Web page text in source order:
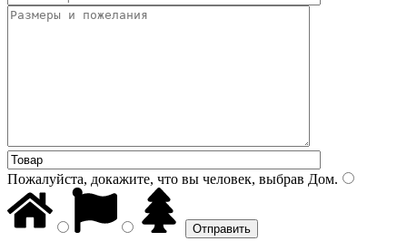
Пожалуйста, докажите, что вы человек, выбрав Дом.